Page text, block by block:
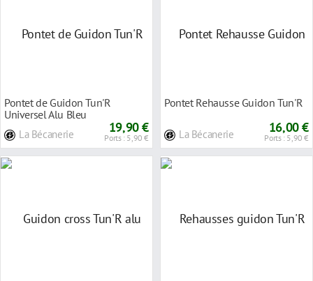
Pontet de Guidon Tun'R
Universel Alu Bleu
La Bécanerie 19,90 €
Ports : 5,90 €
Pontet Rehausse Guidon Tun'R
La Bécanerie 16,00 €
Ports : 5,90 €